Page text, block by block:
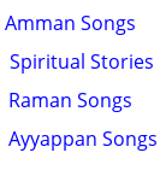
Songs
Stories
Songs
Songs